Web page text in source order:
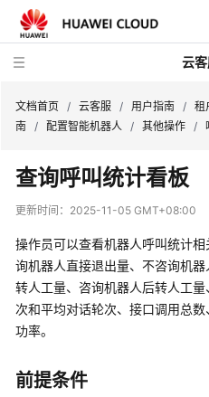
云
产
品
介
快
速
入
门
户
文档首页 / 云客服 / 用户指南 / 租
南 / 配置智能机器人 / 其他操作 /
查询呼叫统计看板
更新时间： 2025-11-05 GMT+08:00
操作员可以查看机器人呼叫统计
询机器人直接退出量、不咨询机
转人工量、咨询机器人后转人工
次和平均对话轮次、接口调用总
功率。
前提条件